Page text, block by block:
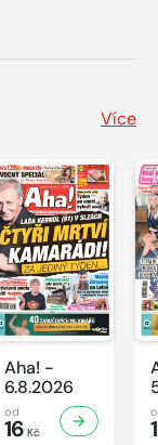
Více
Aha! -
6.8.2026
od
16 Kč